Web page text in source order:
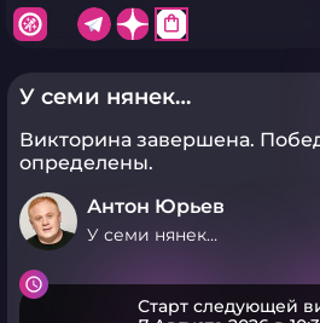
shopping_bag
У семи нянек…
Викторина завершена.
определены.
Антон Юрьев
У семи нянек…
Старт следующей